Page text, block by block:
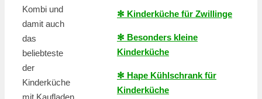
Kombi und
damit auch
das
beliebteste
der
Kinderküche
mit Kaufladen
✻ Kinderküche für Zwillinge
✻ Besonders kleine
Kinderküche
✻ Hape Kühlschrank für
Kinderküche